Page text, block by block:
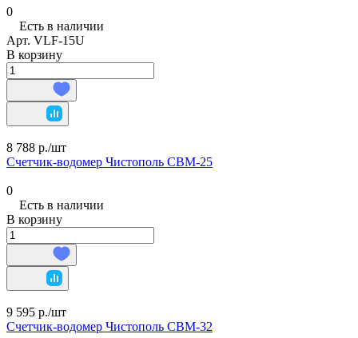
0
Есть в наличии
Арт. VLF-15U
В корзину
8 788 р./шт
Счетчик-водомер Чистополь СВМ-25
0
Есть в наличии
В корзину
9 595 р./шт
Счетчик-водомер Чистополь СВМ-32